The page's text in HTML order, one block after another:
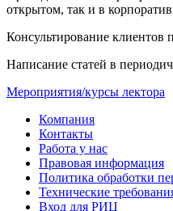
открытом, так и в
Консультирование клиентов
Написание статей в
Мероприятия/курсы лектора
Компания
Контакты
Работа у нас
Правовая информация
Политика обработки
Технические
Вход для РИЦ